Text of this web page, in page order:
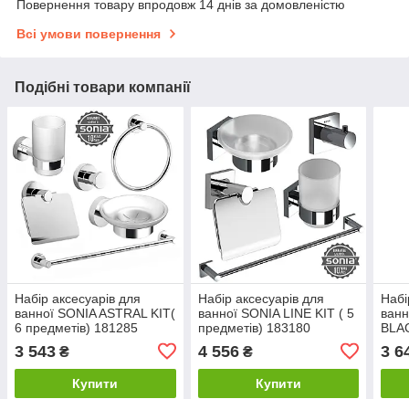
Повернення товару впродовж 14 днів за домовленістю
Всі умови повернення
Подібні товари компанії
Набір аксесуарів для
ванної SONIA ASTRAL KIT(
6 предметів) 181285
3 543 ₴
Купити
Набір аксесуарів для
ванної SONIA LINE KIT ( 5
предметів) 183180
4 556₴
Купити
3